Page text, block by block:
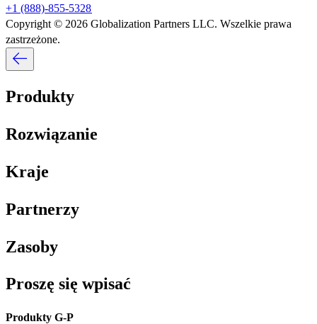
+1 (888)-855-5328​​
Copyright © 2026 Globalization Partners LLC. Wszelkie prawa
zastrzeżone.​​
Produkty​​
Rozwiązanie​​
Kraje​​
Partnerzy​​
Zasoby​​
Proszę się wpisać​​
Produkty G-P​​